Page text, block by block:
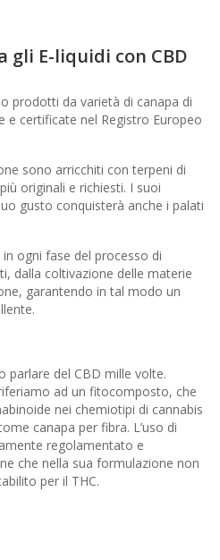
gli E-liquidi con CBD
prodotti da varietà di canapa di
e certificate nel Registro Europeo
sono arricchiti con terpeni di
originali e richiesti. I suoi
gusto conquisterà anche i palati
ogni fase del processo di
dalla coltivazione delle materie
garantendo in tal modo un
parlare del CBD mille volte.
ad un fitocomposto, che
nei chemiotipi di cannabis
canapa per fibra. L’uso di
regolamentato e
che nella sua formulazione non
per il THC.